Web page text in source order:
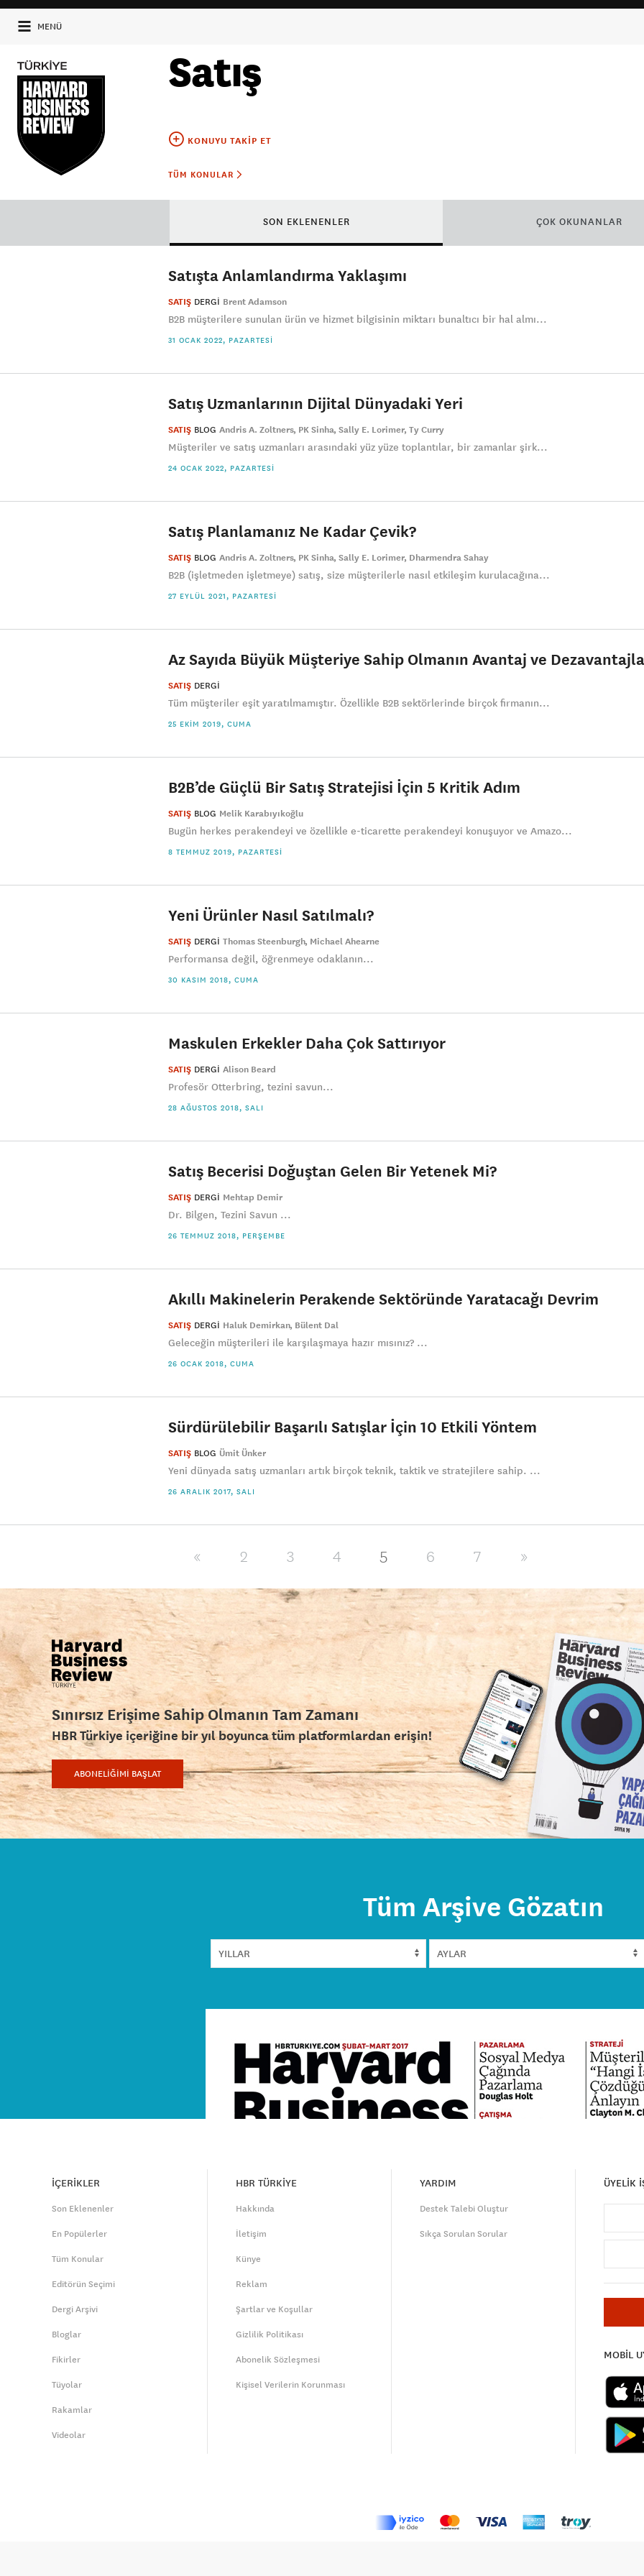
MENÜ
Satış
KONUYU TAKIP ET
TÜM KONULAR
SON EKLENENLER ÇOK OKUNANLAR
Satışta Anlamlandırma Yaklaşımı
SATIŞ DERGI Brent Adamson
B2B müşterilere sunulan ürün ve hizmet bilgisinin miktarı bunaltıcı bir hal almı...
31 OCAK 2022, PAZARTESI
Satış Uzmanlarının Dijital Dünyadaki Yeri
SATIŞ BLOG Andris A. Zoltners PK Sinha Sally E. Lorimer Ty Curry
Müşteriler ve satış uzmanları arasındaki yüz yüze toplantılar, bir zamanlar şirk...
24 OCAK 2022, PAZARTESI
Satış Planlamanız Ne Kadar Çevik?
SATIŞ BLOG Andris A. Zoltners PK Sinha Sally E. Lorimer Dharmendra Sahay
B2B (işletmeden işletmeye) satış, size müşterilerle nasıl etkileşim kurulacağına...
27 EYLÜL 2021, PAZARTESI
Az Sayıda Büyük Müşteriye Sahip Olmanın Avantaj ve
SATIŞ DERGI
Tüm müşteriler eşit yaratılmamıştır. Özellikle B2B sektörlerinde birçok firmanın...
25 EKIM 2019, CUMA
B2B’de Güçlü Bir Satış Stratejisi İçin 5 Kritik Adım
SATIŞ BLOG Melik Karabıyıkoğlu
Bugün herkes perakendeyi ve özellikle e-ticarette perakendeyi konuşuyor ve Amazo...
8 TEMMUZ 2019, PAZARTESI
Yeni Ürünler Nasıl Satılmalı?
SATIŞ DERGI Thomas Steenburgh Michael Ahearne
Performansa değil, öğrenmeye odaklanın...
30 KASIM 2018, CUMA
Maskulen Erkekler Daha Çok Sattırıyor
SATIŞ DERGI Alison Beard
Profesör Otterbring, tezini savun...
28 AĞUSTOS 2018, SALI
Satış Becerisi Doğuştan Gelen Bir Yetenek Mi?
SATIŞ DERGI Mehtap Demir
Dr. Bilgen, Tezini Savun ...
26 TEMMUZ 2018, PERŞEMBE
Akıllı Makinelerin Perakende Sektöründe Yaratacağı Devrim
SATIŞ DERGI Haluk Demirkan Bülent Dal
Geleceğin müşterileri ile karşılaşmaya hazır mısınız? ...
26 OCAK 2018, CUMA
Sürdürülebilir Başarılı Satışlar İçin 10 Etkili Yöntem
SATIŞ BLOG Ümit Ünker
Yeni dünyada satış uzmanları artık birçok teknik, taktik ve stratejilere sahip. ...
26 ARALIK 2017, SALI
« 2 3 4 5 6 7 »
Sınırsız Erişime Sahip Olmanın Tam Zamanı
HBR Türkiye içeriğine bir yıl boyunca tüm platformlardan erişin!
ABONELİĞİMİ BAŞLAT
Tüm Arşive Gözatın
İÇERİKLER
Son Eklenenler
En Popülerler
Tüm Konular
Editörün Seçimi
Dergi Arşivi
Bloglar
Fikirler
Tüyolar
Rakamlar
Videolar
HBR TÜRKİYE
Hakkında
İletişim
Künye
Reklam
Şartlar ve Koşullar
Gizlilik Politikası
Abonelik Sözleşmesi
Kişisel Verilerin Korunması
YARDIM
Destek Talebi Oluştur
Sıkça Sorulan Sorular
ÜYELİK
MOBİL